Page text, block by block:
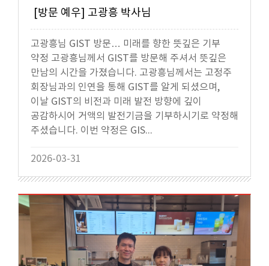
[방문 예우] 고광흥 박사님
고광흥님 GIST 방문… 미래를 향한 뜻깊은 기부
약정 고광흥님께서 GIST를 방문해 주셔서 뜻깊은
만남의 시간을 가졌습니다. 고광흥님께서는 고정주
회장님과의 인연을 통해 GIST를 알게 되셨으며,
이날 GIST의 비전과 미래 발전 방향에 깊이
공감하시어 거액의 발전기금을 기부하시기로 약정해
주셨습니다. 이번 약정은 GIS...
2026-03-31